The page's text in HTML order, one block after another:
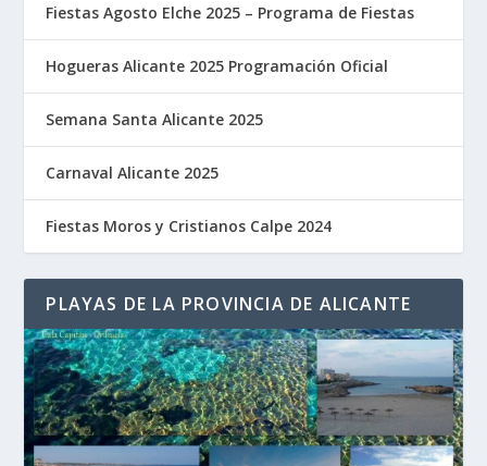
Fiestas Agosto Elche 2025 – Programa de Fiestas
Hogueras Alicante 2025 Programación Oficial
Semana Santa Alicante 2025
Carnaval Alicante 2025
Fiestas Moros y Cristianos Calpe 2024
PLAYAS DE LA PROVINCIA DE ALICANTE